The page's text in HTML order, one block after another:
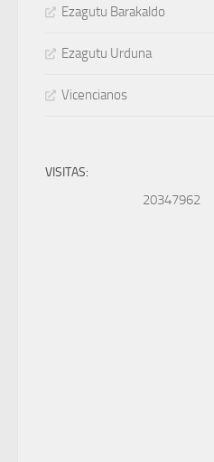
Ezagutu Barakaldo
Ezagutu Urduna
Vicencianos
VISITAS:
20347962